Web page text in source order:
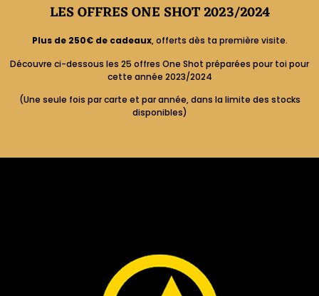
LES OFFRES ONE SHOT 2023/2024​​
Plus de 250€ de cadeaux, offerts dès ta première visite.
Découvre ci-dessous les 25 offres One Shot préparées pour toi pour
cette année 2023/2024
(Une seule fois par carte et par année, dans la limite des stocks
disponibles)